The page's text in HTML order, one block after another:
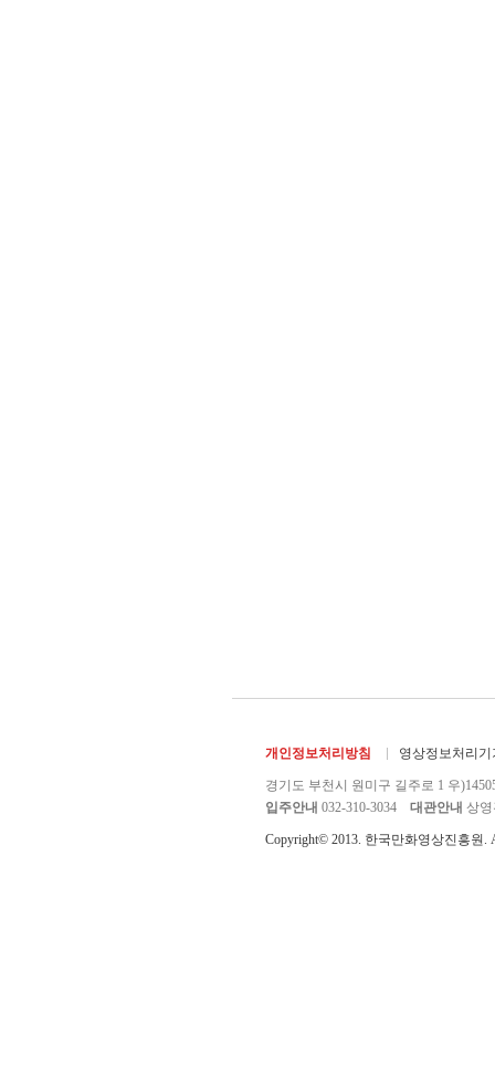
개인정보처리방침 영상정보처리기
경기도 부천시 원미구 길주로 1 우
입주안내 032-310-3034 대관안내 상영
Copyright© 2013. 한국만화영상진흥원.